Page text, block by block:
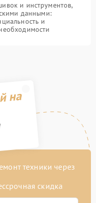
и инструментов,
данными:
и
на
техники через
скидка